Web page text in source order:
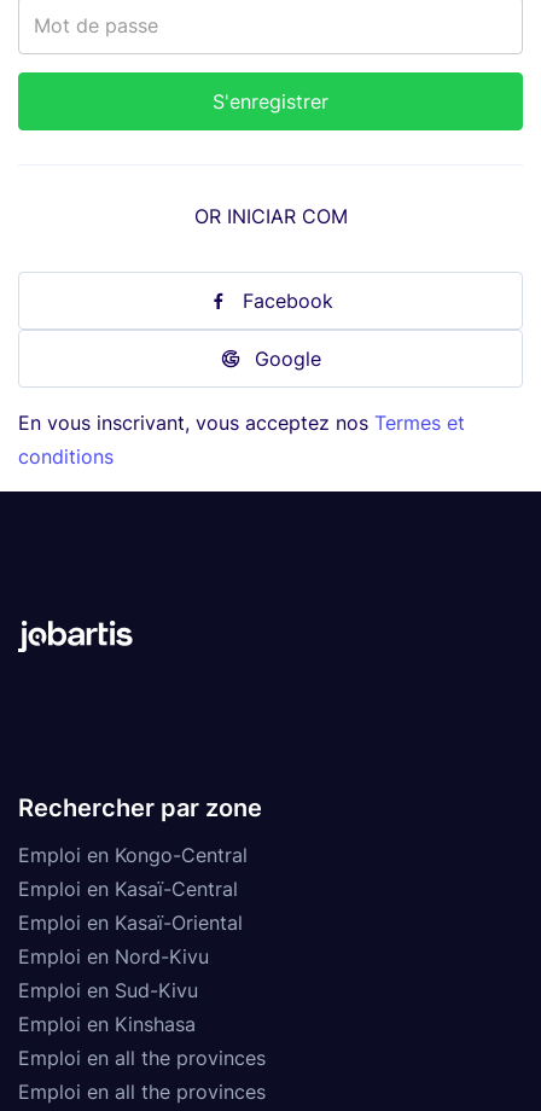
OR INICIAR COM
Facebook
Google
En vous inscrivant, vous acceptez nos Termes et
conditions
Rechercher par zone
Emploi en Kongo-Central
Emploi en Kasaï-Central
Emploi en Kasaï-Oriental
Emploi en Nord-Kivu
Emploi en Sud-Kivu
Emploi en Kinshasa
Emploi en all the provinces
Emploi en all the provinces